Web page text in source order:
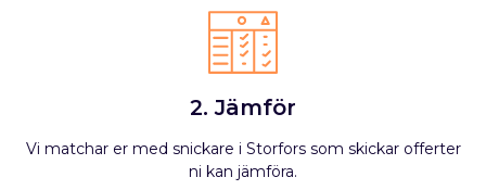
2. Jämför
Vi matchar er med snickare i Storfors som skickar offerter
ni kan jämföra.